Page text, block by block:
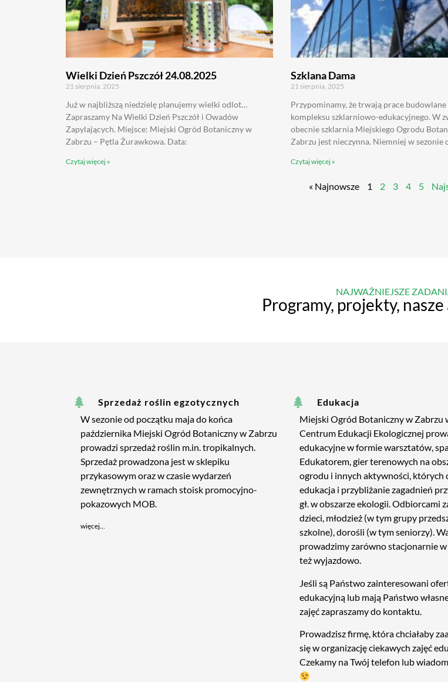
Wielki Dzień Pszczół 24.08.2025
21 sierpnia, 2025
Już w najbliższą niedzielę planujemy wielki odlot…
Zapraszamy Na Wielki Dzień Pszczół i Owadów
Zapylających. Miejsce: Miejski Ogród Botaniczny w
Zabrzu – Pętla Żurawkowa. Data:
Czytaj więcej »
Szklana Dama
21 sierpnia, 2025
Przypominamy, że trwają prace
kompleksu szklarniowo-edukacyjnego. W
obecnie szklarnia Miejskiego Ogrodu
Zabrzu jest nieczynna. Niemniej w sezonie
Czytaj więcej »
« Najnowsze 1 2 3 4 5
NAJWAŻNIEJSZE
Programy, projekty,
Sprzedaż roślin egzotycznych
W sezonie od początku maja do końca
października Miejski Ogród Botaniczny w Zabrzu
prowadzi sprzedaż roślin m.in. tropikalnych.
Sprzedaż prowadzona jest w sklepiku
przykasowym oraz w czasie wydarzeń
zewnętrznych w ramach stoisk promocyjno-
pokazowych MOB.
więcej...
Edukacja
Miejski Ogród Botaniczny w Zabrzu
Centrum Edukacji Ekologicznej
edukacyjne w formie warsztatów,
Edukatorem, gier terenowych na
ogrodu i innych aktywności, których
edukacja i przybliżanie zagadnień
gł. w obszarze ekologii. Odbiorcami
dzieci, młodzież (w tym grupy
szkolne), dorośli (w tym seniorzy).
prowadzimy zarówno stacjonarnie
też wyjazdowo.
Jeśli są Państwo zainteresowani
edukacyjną lub mają Państwo
zajęć zapraszamy do kontaktu.
Prowadzisz firmę, która chciałaby
się w organizację ciekawych zajęć
Czekamy na Twój telefon lub